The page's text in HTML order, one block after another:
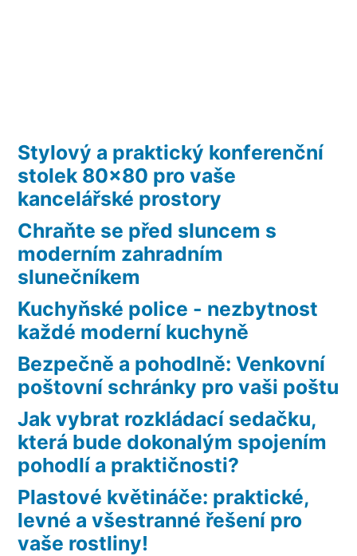
Stylový a praktický konferenční
stolek 80×80 pro vaše
kancelářské prostory
Chraňte se před sluncem s
moderním zahradním
slunečníkem
Kuchyňské police - nezbytnost
každé moderní kuchyně
Bezpečně a pohodlně: Venkovní
poštovní schránky pro vaši poštu
Jak vybrat rozkládací sedačku,
která bude dokonalým spojením
pohodlí a praktičnosti?
Plastové květináče: praktické,
levné a všestranné řešení pro
vaše rostliny!